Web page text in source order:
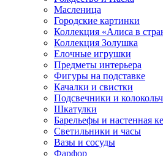
Масленица
Городские картинки
Коллекция «Алиса в
Коллекция Золушка
Елочные игрушки
Предметы интерьера
Фигуры на подставке
Качалки и свистки
Подсвечники и
Шкатулки
Барельефы и настенная
Светильники и часы
Вазы и сосуды
Фарфор